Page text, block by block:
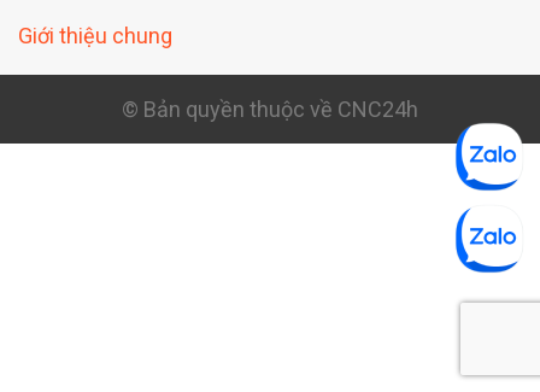
Giới thiệu chung
© Bản quyền thuộc về CNC24h